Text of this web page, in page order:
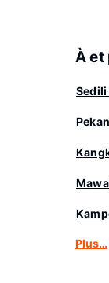
À et
Sedili
Plus…